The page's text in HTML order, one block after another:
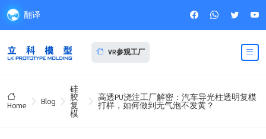
翻译
VR参观工厂
Home Blog
硅
胶
复
模
高透PU浇注工厂解密：汽车导光柱透明复模
打样，如何做到无气泡不发黄？